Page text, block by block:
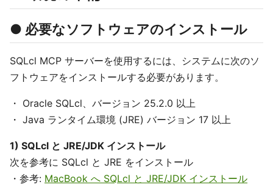
● 必要なソフトウェアのインストール
SQLcl MCP サーバーを使用するには、システムに次のソ
フトウェアをインストールする必要があります。
・ Oracle SQLcl、バージョン 25.2.0 以上
・ Java ランタイム環境 (JRE) バージョン 17 以上
1) SQLcl と JRE/JDK インストール
次を参考に SQLcl と JRE をインストール
・参考: MacBook へ SQLcl と JRE/JDK インストール